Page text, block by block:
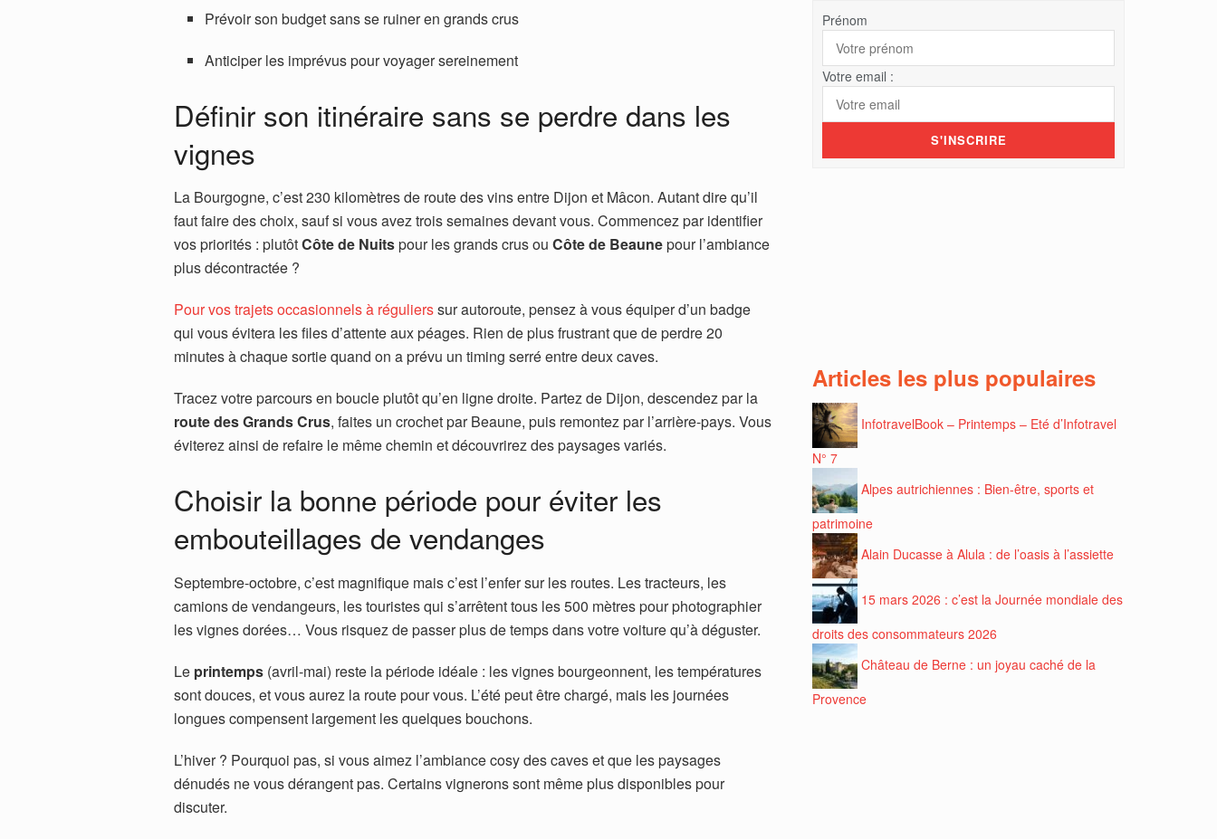
Prévoir son budget sans se ruiner en grands crus
Anticiper les imprévus pour voyager sereinement
Définir son itinéraire sans se perdre dans les
vignes
La Bourgogne, c’est 230 kilomètres de route des vins entre Dijon et Mâcon. Autant dire qu’il
faut faire des choix, sauf si vous avez trois semaines devant vous. Commencez par identifier
vos priorités : plutôtCôte de Nuitspour les grands crus ou Côte de Beaunepour l’ambiance
plus décontractée ?
Pour vos trajets occasionnels à régulierssur autoroute, pensez à vous équiper d’un badge
qui vous évitera les files d’attente aux péages. Rien de plus frustrant que de perdre 20
minutes à chaque sortie quand on a prévu un timing serré entre deux caves.
Tracez votre parcours en boucle plutôt qu’en ligne droite. Partez de Dijon, descendez par la
route des Grands Crus, faites un crochet par Beaune, puis remontez par l’arrière-pays. Vous
éviterez ainsi de refaire le même chemin et découvrirez des paysages variés.
Choisir la bonne période pour éviter les
embouteillages de vendanges
Septembre-octobre, c’est magnifique mais c’est l’enfer sur les routes. Les tracteurs, les
camions de vendangeurs, les touristes qui s’arrêtent tous les 500 mètres pour photographier
les vignes dorées… Vous risquez de passer plus de temps dans votre voiture qu’à déguster.
Le printemps (avril-mai) reste la période idéale : les vignes bourgeonnent, les températures
sont douces, et vous aurez la route pour vous. L’été peut être chargé, mais les journées
longues compensent largement les quelques bouchons.
L’hiver ? Pourquoi pas, si vous aimez l’ambiance cosy des caves et que les paysages
dénudés ne vous dérangent pas. Certains vignerons sont même plus disponibles pour
discuter.
Prénom
Votre email :
Articles les plus populaires
InfotravelBook – Printemps – Eté d’Infotravel
N° 7
Alpes autrichiennes : Bien-être, sports et
patrimoine
Alain Ducasse à Alula : de l’oasis à l’assiette
15 mars 2026 : c’est la Journée mondiale des
droits des consommateurs 2026
Château de Berne : un joyau caché de la
Provence